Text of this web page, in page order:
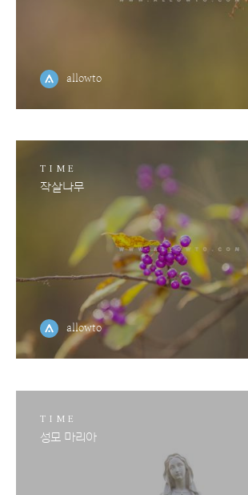
allowto
TIME
작살나무
allowto
TIME
성모 마리아